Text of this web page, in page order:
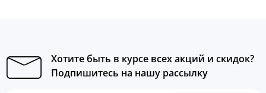
Хотите быть в курсе всех акций и скидок?
Подпишитесь на нашу рассылку